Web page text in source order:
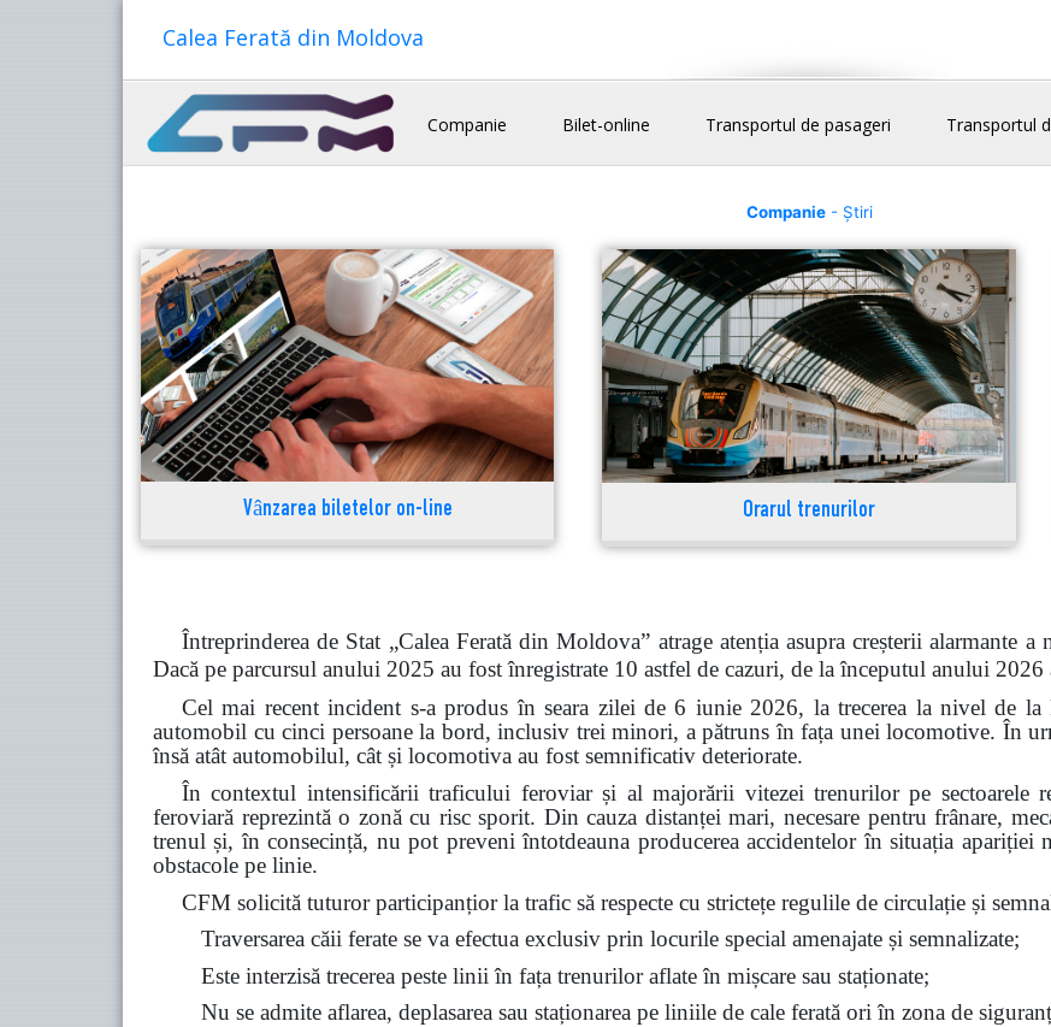
Calea Ferată din Moldova
Companie Bilet-online Transportul de pasageri Transportul
Companie- Știri
Vânzarea biletelor on-line Orarul trenurilor
Întreprinderea de Stat „Calea Ferată din Moldova” atrage atenția asupra creșterii alarmante
Dacă pe parcursul anului 2025 au fost înregistrate 10 astfel de cazuri, de la începutul anului
Cel mai recent incident s-a produs în seara zilei de 6 iunie 2026, la trecerea la nivel de
automobil cu cinci persoane la bord, inclusiv trei minori, a pătruns în fața unei locomotive. În
însă atât automobilul, cât și locomotiva au fost semnificativ deteriorate.
În contextul intensificării traficului feroviar și al majorării vitezei trenurilor pe sectoarele
feroviară reprezintă o zonă cu risc sporit. Din cauza distanței mari, necesare pentru frânare,
trenul și, în consecință, nu pot preveni întotdeauna producerea accidentelor în situația apariției
obstacole pe linie.
CFM solicită tuturor participanțior la trafic să respecte cu strictețe regulile de circulație și
Traversarea căii ferate se va efectua exclusiv prin locurile special amenajate și semnalizate;
Este interzisă trecerea peste linii în fața trenurilor aflate în mișcare sau staționate;
Nu se admite aflarea, deplasarea sau staționarea pe liniile de cale ferată ori în zona de